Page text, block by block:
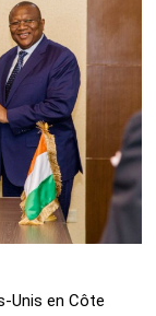
Unis en Côte